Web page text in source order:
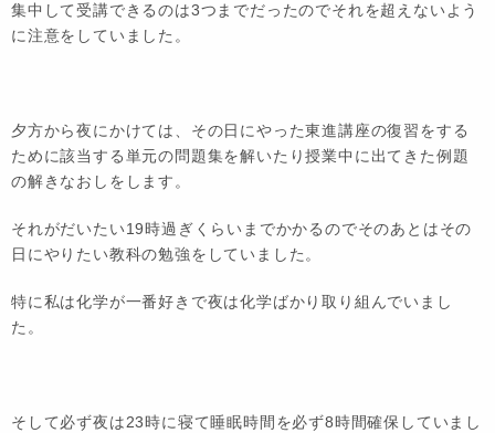
集中して受講できるのは3つまでだったのでそれを超えないよう
に注意をしていました。
夕方から夜にかけては、その日にやった東進講座の復習をする
ために該当する単元の問題集を解いたり授業中に出てきた例題
の解きなおしをします。
それがだいたい19時過ぎくらいまでかかるのでそのあとはその
日にやりたい教科の勉強をしていました。
特に私は化学が一番好きで夜は化学ばかり取り組んでいまし
た。
そして必ず夜は23時に寝て睡眠時間を必ず8時間確保していまし